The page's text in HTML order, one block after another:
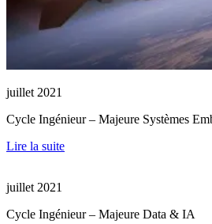
juillet 2021
Cycle Ingénieur – Majeure Systèmes
Lire la suite
juillet 2021
Cycle Ingénieur – Majeure Data & IA